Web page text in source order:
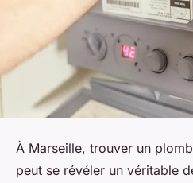
À Marseille, trouver un
peut se révéler un véritable